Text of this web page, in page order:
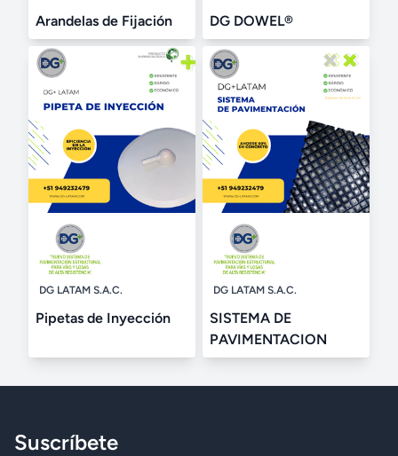
Arandelas de Fijación DG DOWEL®
DG LATAM S.A.C.
Pipetas de Inyección
DG LATAM S.A.C.
SISTEMA DE
PAVIMENTACION
Suscríbete